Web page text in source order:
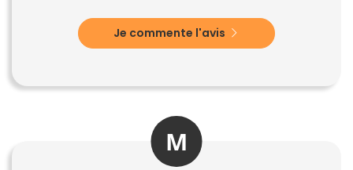
Je commente l'avis
M